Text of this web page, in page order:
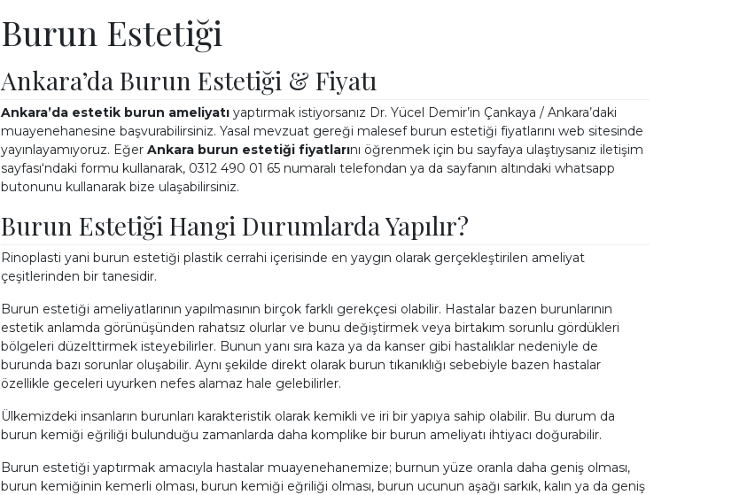
İLETİŞİM
Göz Kapağı Estetiği Buz Lazer Epilasyon
Burun Estetiği
Ankara’da Burun Estetiği & Fiyatı
Ankara’da estetik burun ameliyatı yaptırmak istiyorsanız Dr. Yücel Demir’in Çankaya / Ankara’daki
muayenehanesine başvurabilirsiniz. Yasal mevzuat gereği malesef burun estetiği fiyatlarını web sitesinde
yayınlayamıyoruz. Eğer Ankara burun estetiği fiyatlarını öğrenmek için bu sayfaya ulaştıysanız iletişim
sayfası‘ndaki formu kullanarak, 0312 490 01 65 numaralı telefondan ya da sayfanın altındaki whatsapp
butonunu kullanarak bize ulaşabilirsiniz.
Burun Estetiği Hangi Durumlarda Yapılır?
Rinoplasti yani burun estetiği plastik cerrahi içerisinde en yaygın olarak gerçekleştirilen ameliyat
çeşitlerinden bir tanesidir.
Burun estetiği ameliyatlarının yapılmasının birçok farklı gerekçesi olabilir. Hastalar bazen burunlarının
estetik anlamda görünüşünden rahatsız olurlar ve bunu değiştirmek veya birtakım sorunlu gördükleri
bölgeleri düzelttirmek isteyebilirler. Bunun yanı sıra kaza ya da kanser gibi hastalıklar nedeniyle de
burunda bazı sorunlar oluşabilir. Aynı şekilde direkt olarak burun tıkanıklığı sebebiyle bazen hastalar
özellikle geceleri uyurken nefes alamaz hale gelebilirler.
Ülkemizdeki insanların burunları karakteristik olarak kemikli ve iri bir yapıya sahip olabilir. Bu durum da
burun kemiği eğriliği bulunduğu zamanlarda daha komplike bir burun ameliyatı ihtiyacı doğurabilir.
Burun estetiği yaptırmak amacıyla hastalar muayenehanemize; burnun yüze oranla daha geniş olması,
burun kemiğinin kemerli olması, burun kemiği eğriliği olması, burun ucunun aşağı sarkık, kalın ya da geniş